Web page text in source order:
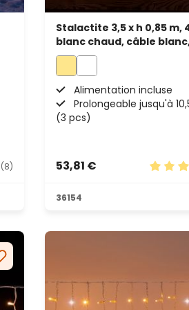
(8)
Stalactite 3,5 x h 0,85 m,
blanc chaud, câble
prolongeable
Alimentation incluse
Prolongeable jusqu'à
(3 pcs)
53,81 €
36154